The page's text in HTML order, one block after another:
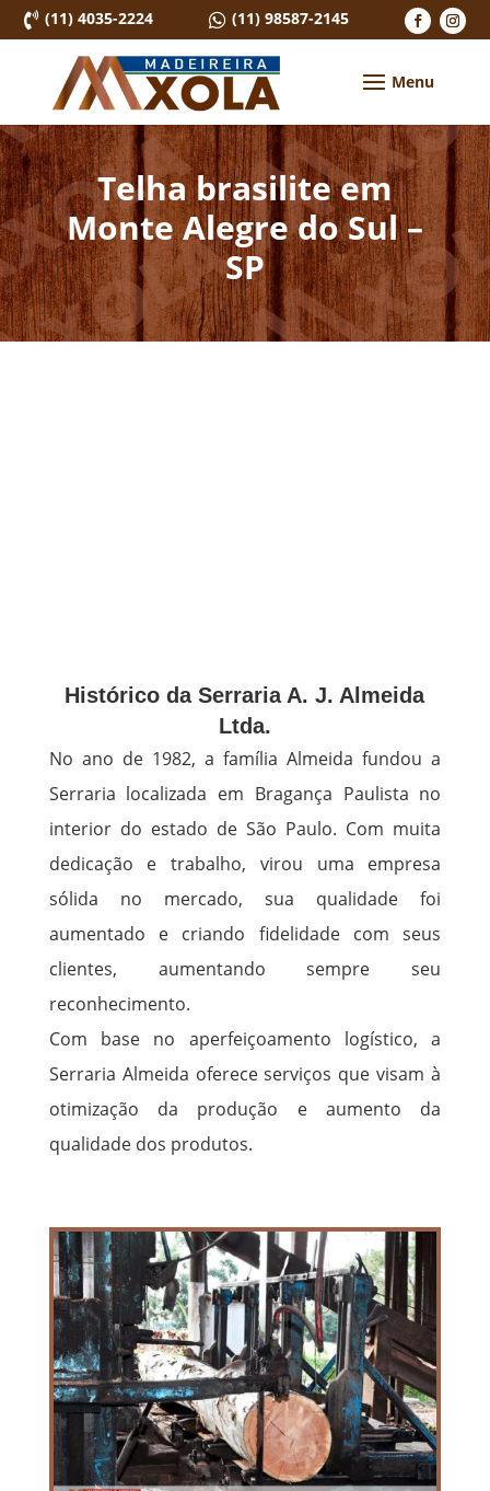
 (11) 4035-2224  (11) 98587-2145
Telha brasilite em
Monte Alegre do Sul –
SP
Histórico da Serraria A. J. Almeida
Ltda.
No ano de 1982, a família Almeida fundou a
Serraria localizada em Bragança Paulista no
interior do estado de São Paulo. Com muita
dedicação e trabalho, virou uma empresa
sólida no mercado, sua qualidade foi
aumentado e criando fidelidade com seus
clientes, aumentando sempre seu
reconhecimento.
Com base no aperfeiçoamento logístico, a
Serraria Almeida oferece serviços que visam à
otimização da produção e aumento da
qualidade dos produtos.